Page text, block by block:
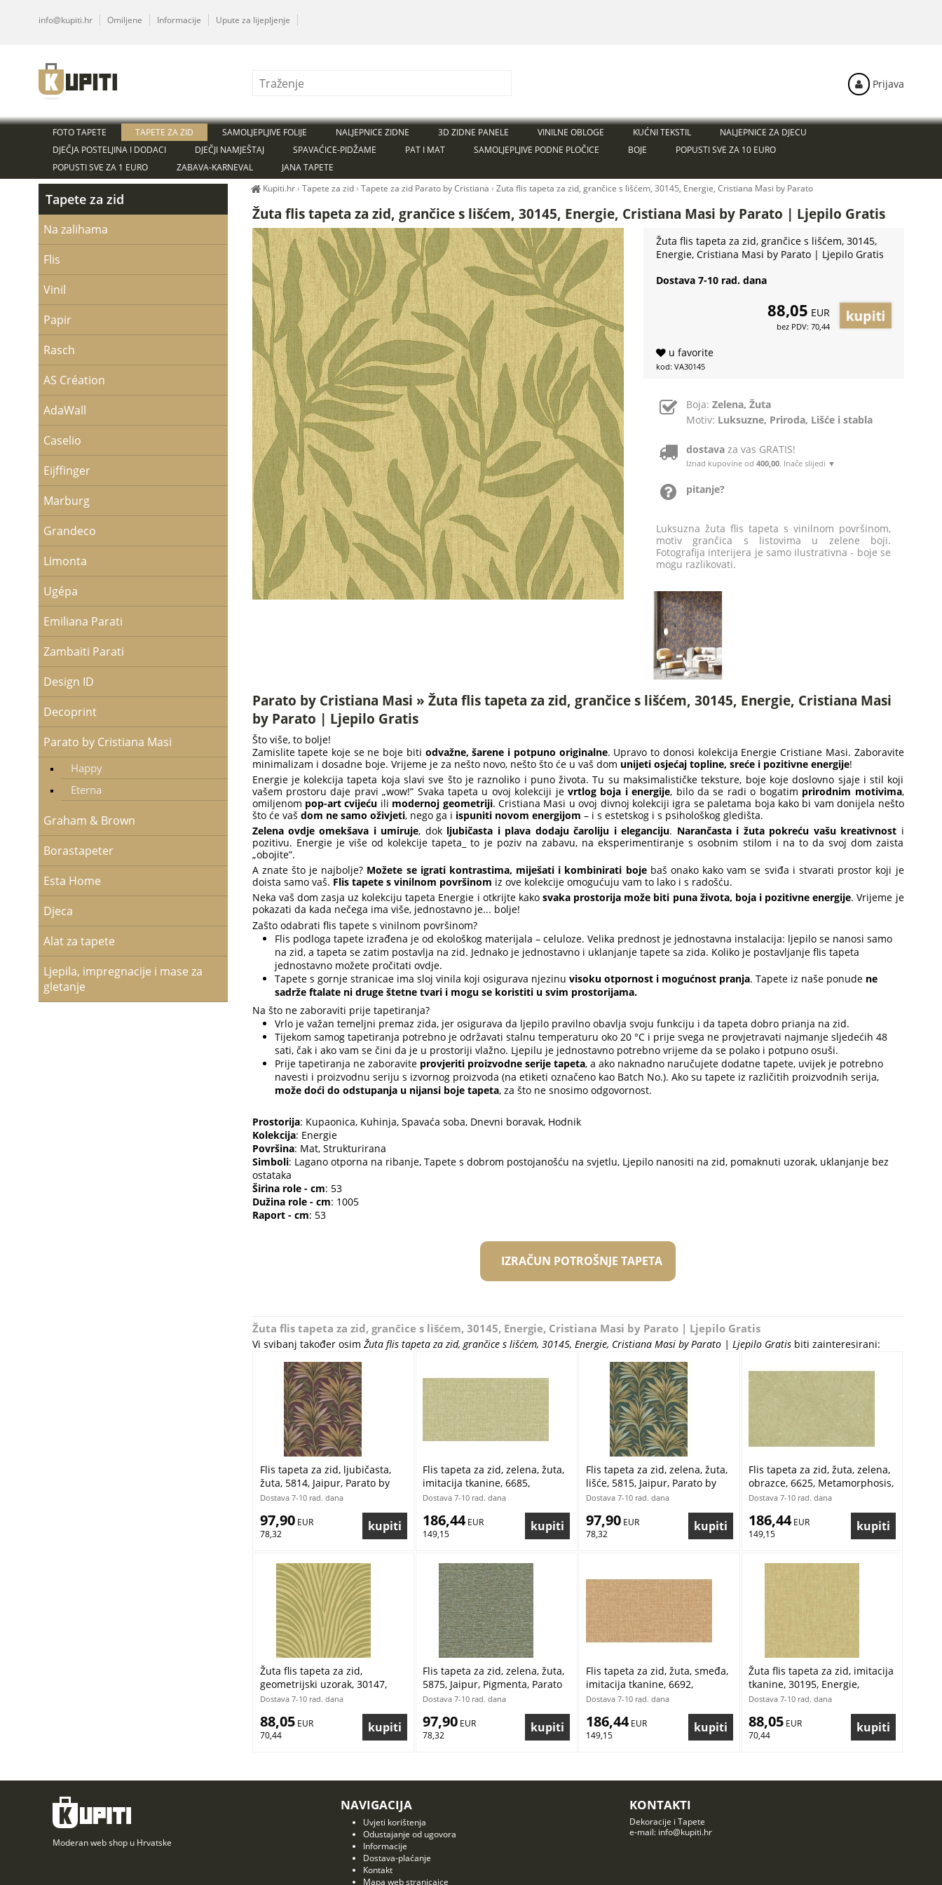
Žuta flis tapeta za zid, grančice s lišćem, 30145, Energie, Cristiana Masi by Parato | Ljepilo Gratis
Žuta flis tapeta za zid, grančice s lišćem, 30145,
Energie, Cristiana Masi by Parato | Ljepilo Gratis
Dostava 7-10 rad. dana
88,05 EUR
bez PDV: 70,44
u favorite
kod: VA30145
Boja:Zelena, Žuta
Motiv: Luksuzne, Priroda, Lišće i stabla
dostava za vas GRATIS!
Iznad kupovine od400,00. Inače slijedi ▼
pitanje?
Luksuzna žuta flis tapeta s vinilnom površinom,
motiv grančica s listovima u zelene boji.
Fotografija interijera je samo ilustrativna - boje se
mogu razlikovati.
Parato by Cristiana Masi » Žuta flis tapeta za zid, grančice s lišćem, 30145, Energie, Cristiana Masi
by Parato | Ljepilo Gratis
Što više, to bolje!
Zamislite tapete koje se ne boje biti odvažne, šarene i potpuno originalne. Upravo to donosi kolekcija Energie Cristiane Masi. Zaboravite
minimalizam i dosadne boje. Vrijeme je za nešto novo, nešto što će u vaš dom unijeti osjećaj topline, sreće i pozitivne energije!
Energie je kolekcija tapeta koja slavi sve što je raznoliko i puno života. Tu su maksimalističke teksture, boje koje doslovno sjaje i stil koji
vašem prostoru daje pravi „wow!” Svaka tapeta u ovoj kolekciji je vrtlog boja i energije, bilo da se radi o bogatim prirodnim motivima,
omiljenom pop-art cvijeću ili modernoj geometriji. Cristiana Masi u ovoj divnoj kolekciji igra se paletama boja kako bi vam donijela nešto
što će vaš dom ne samo oživjeti, nego ga i ispuniti novom energijom – i s estetskog i s psihološkog gledišta.
Zelena ovdje omekšava i umiruje, dok ljubičasta i plava dodaju čaroliju i eleganciju. Narančasta i žuta pokreću vašu kreativnost i
pozitivu. Energie je više od kolekcije tapeta_ to je poziv na zabavu, na eksperimentiranje s osobnim stilom i na to da svoj dom zaista
„obojite”.
A znate što je najbolje? Možete se igrati kontrastima, miješati i kombinirati bojebaš onako kako vam se sviđa i stvarati prostor koji je
doista samo vaš. Flis tapete s vinilnom površinom iz ove kolekcije omogućuju vam to lako i s radošću.
Neka vaš dom zasja uz kolekciju tapeta Energie i otkrijte kako svaka prostorija može biti puna života, boja i pozitivne energije. Vrijeme je
pokazati da kada nečega ima više, jednostavno je... bolje!
Zašto odabrati flis tapete s vinilnom površinom?
Flis podloga tapete izrađena je od ekološkog materijala – celuloze. Velika prednost je jednostavna instalacija: ljepilo se nanosi samo
na zid, a tapeta se zatim postavlja na zid. Jednako je jednostavno i uklanjanje tapete sa zida. Koliko je postavljanje flis tapeta
jednostavno možete pročitati ovdje.
Tapete s gornje stranicae ima sloj vinila koji osigurava njezinu visoku otpornost i mogućnost pranja. Tapete iz naše ponude ne
sadrže ftalate ni druge štetne tvari i mogu se koristiti u svim prostorijama.
Na što ne zaboraviti prije tapetiranja?
Vrlo je važan temeljni premaz zida, jer osigurava da ljepilo pravilno obavlja svoju funkciju i da tapeta dobro prianja na zid.
Tijekom samog tapetiranja potrebno je održavati stalnu temperaturu oko 20 °C i prije svega ne provjetravati najmanje sljedećih 48
sati, čak i ako vam se čini da je u prostoriji vlažno. Ljepilu je jednostavno potrebno vrijeme da se polako i potpuno osuši.
Prije tapetiranja ne zaboravite provjeriti proizvodne serije tapeta, a ako naknadno naručujete dodatne tapete, uvijek je potrebno
navesti i proizvodnu seriju s izvornog proizvoda (na etiketi označeno kao Batch No.). Ako su tapete iz različitih proizvodnih serija,
može doći do odstupanja u nijansi boje tapeta, za što ne snosimo odgovornost.
Prostorija: Kupaonica, Kuhinja, Spavaća soba, Dnevni boravak, Hodnik
Kolekcija: Energie
Površina: Mat, Strukturirana
Simboli: Lagano otporna na ribanje, Tapete s dobrom postojanošću na svjetlu, Ljepilo nanositi na zid, pomaknuti uzorak, uklanjanje bez
ostataka
Širina role - cm: 53
Dužina role - cm: 1005
Raport - cm: 53
IZRAČUN POTROŠNJE TAPETA
Žuta flis tapeta za zid, grančice s lišćem, 30145, Energie, Cristiana Masi by Parato | Ljepilo Gratis
Vi svibanj također osim Žuta flis tapeta za zid, grančice s lišćem, 30145, Energie, Cristiana Masi by Parato | Ljepilo Gratisbiti zainteresirani:
Flis tapeta za zid, ljubičasta,
žuta, 5814, Jaipur, Parato by
Cristiana Masi | Ljepilo Gratis
Dostava 7-10 rad. dana
97,90 EUR
78,32
Flis tapeta za zid, zelena, žuta,
imitacija tkanine, 6685,
Metamorphosis, Pigmenta,
Parato by Cristiana Masi |
Ljepilo Gratis
Dostava 7-10 rad. dana
186,44 EUR
149,15
Flis tapeta za zid, zelena, žuta,
lišće, 5815, Jaipur, Parato by
Cristiana Masi | Ljepilo Gratis
Dostava 7-10 rad. dana
97,90 EUR
78,32
Flis tapeta za zid, žuta, zelena,
obrazce, 6625, Metamorphosis,
Parato by Cristiana Masi |
Dostava 7-10 rad. dana
186,44 EUR
149,15
Žuta flis tapeta za zid,
geometrijski uzorak, 30147,
Energie, Cristiana Masi by
Parato | Ljepilo Gratis
Dostava 7-10 rad. dana
88,05 EUR
70,44
Flis tapeta za zid, zelena, žuta,
5875, Jaipur, Pigmenta, Parato
by Cristiana Masi | Ljepilo
Dostava 7-10 rad. dana
97,90 EUR
78,32
Flis tapeta za zid, žuta, smeđa,
imitacija tkanine, 6692,
Metamorphosis, Pigmenta,
Parato by Cristiana Masi |
Ljepilo Gratis
Dostava 7-10 rad. dana
186,44 EUR
149,15
Žuta flis tapeta za zid, imitacija
tkanine, 30195, Energie,
Pictura, Cristiana Masi by
Parato | Ljepilo Gratis
Dostava 7-10 rad. dana
88,05 EUR
70,44
Tapete za zid
Na zalihama
Flis
Vinil
Papir
Rasch
AS Création
AdaWall
Caselio
Eijffinger
Marburg
Grandeco
Limonta
Ugépa
Emiliana Parati
Zambaiti Parati
Design ID
Decoprint
Parato by Cristiana Masi
Happy
Eterna
Graham & Brown
Borastapeter
Esta Home
Djeca
Alat za tapete
Ljepila, impregnacije i mase za
gletanje
FOTO TAPETE TAPETE ZA ZID SAMOLJEPLJIVE FOLIJE NALJEPNICE ZIDNE 3D ZIDNE PANELE VINILNE OBLOGE KUĆNI TEKSTIL
NALJEPNICE ZA DJECU
DJEČJA POSTELJINA I DODACI
DJEČJI NAMJEŠTAJ SPAVAĆICE-PIDŽAME PAT I MAT SAMOLJEPLJIVE PODNE PLOČICE BOJE
POPUSTI SVE ZA 10 EURO
POPUSTI SVE ZA 1 EURO
ZABAVA-KARNEVAL JANA TAPETE
Kupiti.hr›Tapete za zid ›Tapete za zid Parato by Cristiana ›Žuta flis tapeta za zid, grančice s lišćem, 30145, Energie, Cristiana Masi by Parato
info@kupiti.hr Omiljene Informacije Upute za lijepljenje
Prijava
Moderan web shop u Hrvatske
NAVIGACIJA
Uvjeti korištenja
Odustajanje od ugovora
Informacije
Dostava-plaćanje
Kontakt
Mapa web stranicaice
KONTAKTI
Dekoracije i Tapete
e-mail: info@kupiti.hr